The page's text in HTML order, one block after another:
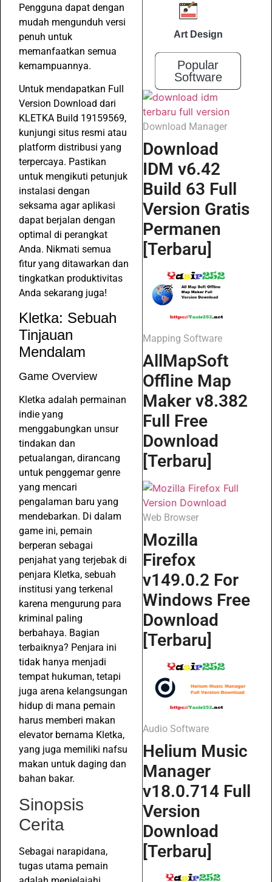
Pengguna dapat dengan
mudah mengunduh versi
penuh untuk
memanfaatkan semua
kemampuannya.
Untuk mendapatkan Full
Version Download dari
KLETKA Build 19159569,
kunjungi situs resmi atau
platform distribusi yang
terpercaya. Pastikan
untuk mengikuti petunjuk
instalasi dengan
seksama agar aplikasi
dapat berjalan dengan
optimal di perangkat
Anda. Nikmati semua
fitur yang ditawarkan dan
tingkatkan produktivitas
Anda sekarang juga!
Kletka: Sebuah
Tinjauan
Mendalam
Game Overview
Kletka adalah permainan
indie yang
menggabungkan unsur
tindakan dan
petualangan, dirancang
untuk penggemar genre
yang mencari
pengalaman baru yang
mendebarkan. Di dalam
game ini, pemain
berperan sebagai
penjahat yang terjebak di
penjara Kletka, sebuah
institusi yang terkenal
karena mengurung para
kriminal paling
berbahaya. Bagian
terbaiknya? Penjara ini
tidak hanya menjadi
tempat hukuman, tetapi
juga arena kelangsungan
hidup di mana pemain
harus memberi makan
elevator bernama Kletka,
yang juga memiliki nafsu
makan untuk daging dan
bahan bakar.
Sinopsis
Cerita
Sebagai narapidana,
tugas utama pemain
Art Design
Popular
Software
Download Manager
Download
IDM v6.42
Build 63 Full
Version Gratis
Permanen
[Terbaru]
Mapping Software
AllMapSoft
Offline Map
Maker v8.382
Full Free
Download
[Terbaru]
Web Browser
Mozilla
Firefox
v149.0.2 For
Windows Free
Download
[Terbaru]
Audio Software
Helium Music
Manager
v18.0.714 Full
Version
Download
[Terbaru]